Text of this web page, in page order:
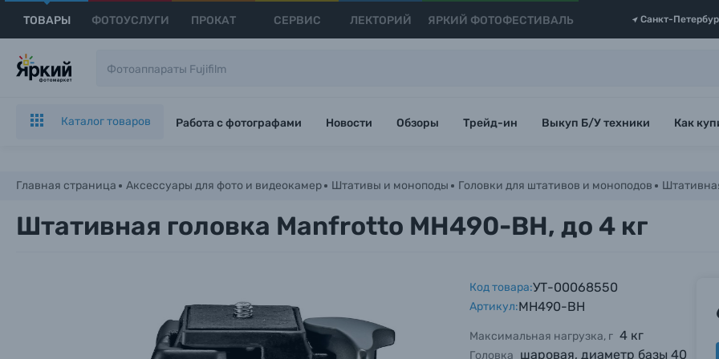
ТОВАРЫ ФОТОУСЛУГИ ПРОКАТ СЕРВИС ЛЕКТОРИЙ ЯРКИЙ ФОТОФЕСТИВАЛЬ Санкт-
Каталог товаров Работа с фотографами Новости Обзоры Трейд-ин Выкуп Б/У техники Как
Главная страница Аксессуары для фото и видеокамер Штативы и моноподы Головки для штативов и моноподов
Штативная головка Manfrotto MH490-BH, до 4 кг
Код товара:УТ-00068550
Артикул:MH490-BH
Максимальная нагрузка, г 4 кг
Головка шаровая, диаметр базы 40